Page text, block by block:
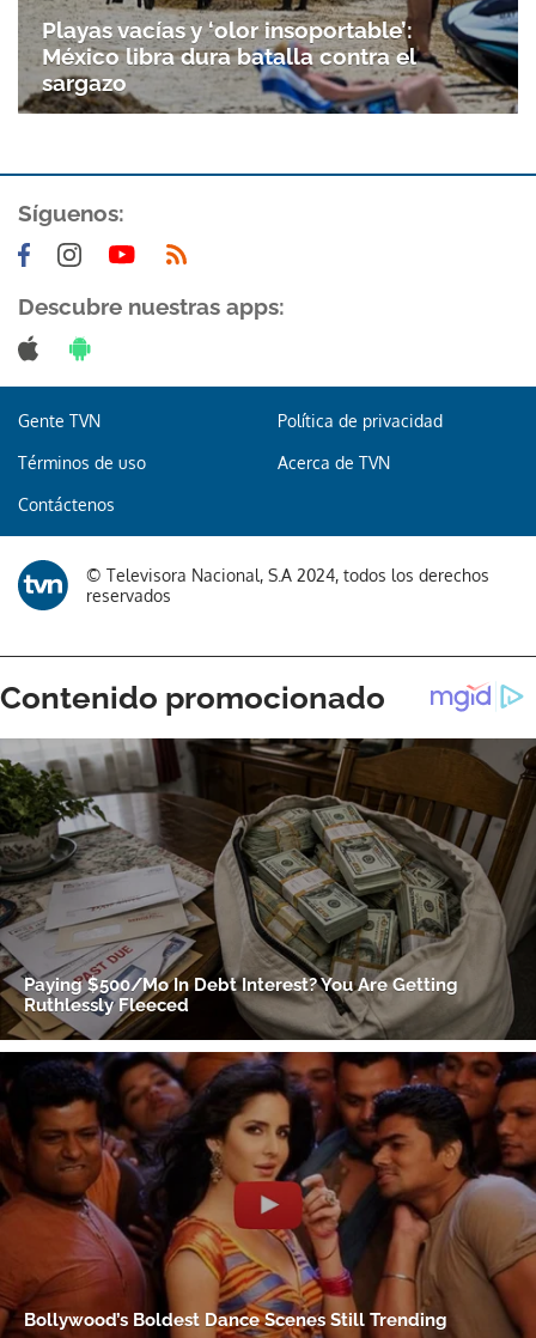
Playas vacías y ‘olor insoportable’:
México libra dura batalla contra el
sargazo
Síguenos:
Descubre nuestras apps:
Gente TVN Política de privacidad
Términos de uso Acerca de TVN
Contáctenos
© Televisora Nacional, S.A 2024, todos los derechos
reservados